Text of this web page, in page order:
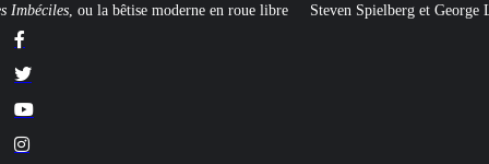
roue libre Steven Spielberg et George Lucas prévoient un krach financier